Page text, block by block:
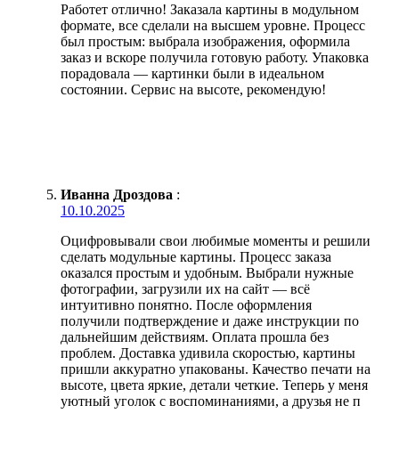
Работет отлично! Заказала картины в модульном
формате, все сделали на высшем уровне. Процесс
был простым: выбрала изображения, оформила
заказ и вскоре получила готовую работу. Упаковка
порадовала — картинки были в идеальном
состоянии. Сервис на высоте, рекомендую!
Иванна Дроздова :
10.10.2025
Оцифровывали свои любимые моменты и решили
сделать модульные картины. Процесс заказа
оказался простым и удобным. Выбрали нужные
фотографии, загрузили их на сайт — всё
интуитивно понятно. После оформления
получили подтверждение и даже инструкции по
дальнейшим действиям. Оплата прошла без
проблем. Доставка удивила скоростью, картины
пришли аккуратно упакованы. Качество печати на
высоте, цвета яркие, детали четкие. Теперь у меня
уютный уголок с воспоминаниями, а друзья не п